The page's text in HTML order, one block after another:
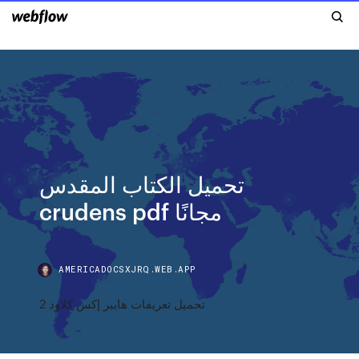
تحميل الكتاب المقدس
crudens pdf مجانًا
AMERICADOCSXJRQ.WEB.APP
تحميل تعريفات هايبر إكس كلاود 2